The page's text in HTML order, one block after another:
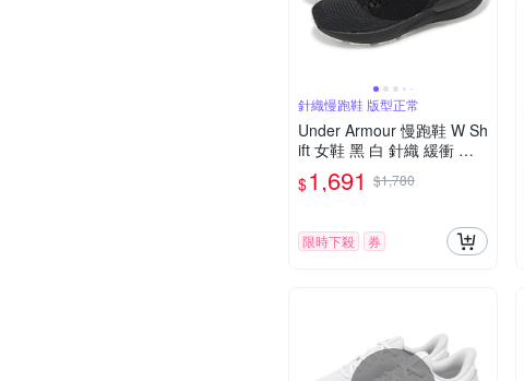
針織慢跑鞋 版型正常
Under Armour 慢跑鞋 W Sh
ift 女鞋 黑 白 針織 緩衝 運
動鞋 UA 3027777004
$1,691 $1,780
限時下殺 券